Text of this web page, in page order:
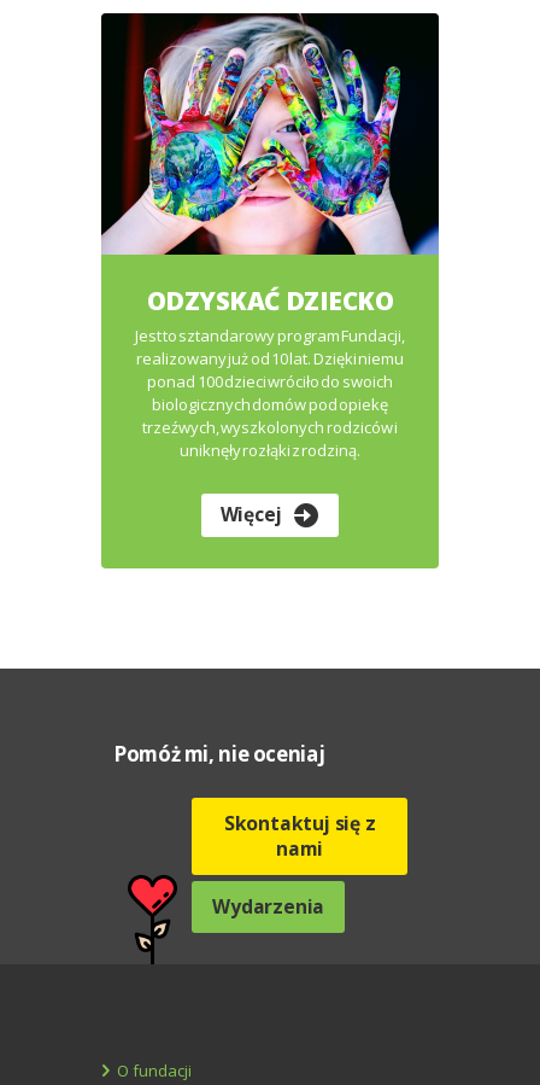
ODZYSKAĆ DZIECKO
Jest to sztandarowy program Fundacji,
realizowany już od 10 lat. Dzięki niemu
ponad 100 dzieci wróciło do swoich
biologicznych domów pod opiekę
trzeźwych, wyszkolonych rodziców i
uniknęły rozłąki z rodziną.
Więcej
Pomóż mi, nie oceniaj
Skontaktuj się z
nami
Wydarzenia
O fundacji